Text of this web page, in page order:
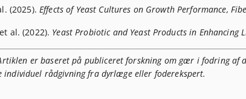
(2025). Effects of Yeast Cultures on Growth Performance,
al. (2022). Yeast Probiotic and Yeast Products in Enhancing
er baseret på publiceret forskning om gær i fodring af
individuel rådgivning fra dyrlæge eller foderekspert.